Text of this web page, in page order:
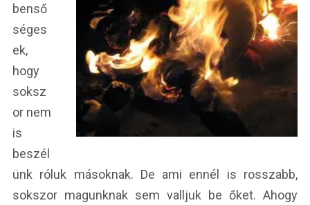
benső
séges
ek,
hogy
soksz
or nem
is
beszél
ünk róluk másoknak. De ami ennél is rosszabb,
sokszor magunknak sem valljuk be őket. Ahogy